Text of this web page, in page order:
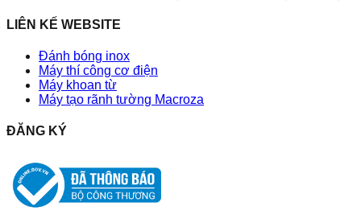
LIÊN KẾ WEBSITE
Đánh bóng inox
Máy thí công cơ điện
Máy khoan từ
Máy tạo rãnh tường Macroza
ĐĂNG KÝ